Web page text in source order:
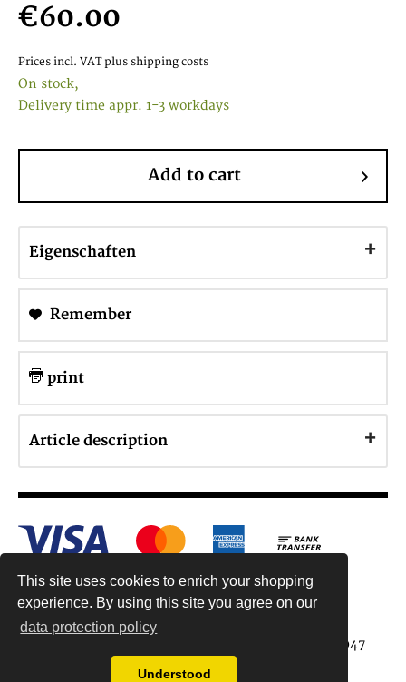
This site uses cookies to enrich your shopping
experience. By using this site you agree on our
data protection policy
Understood
€60.00
Prices incl. VAT plus shipping costs
On stock,
Delivery time appr. 1-3 workdays
Add to cart
Eigenschaften
Remember
print
Article description
Antiquariat Reinhold Berg ek, Wahlenstr. 8, 93047
Regensburg, Germany